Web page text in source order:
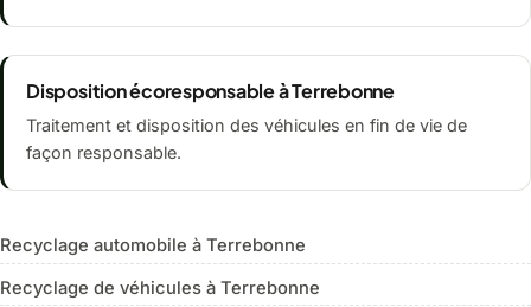
Disposition écoresponsable à Terrebonne
Traitement et disposition des véhicules en fin de vie de
façon responsable.
Recyclage automobile à Terrebonne
Recyclage de véhicules à Terrebonne